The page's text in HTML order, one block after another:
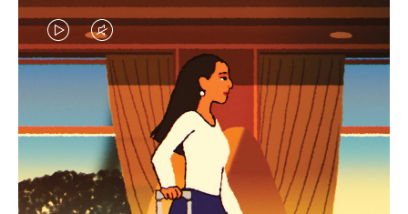
VIDEO
IS
PLAYED,
PLEASE
PRESS
TO
VIDEO
IS
MUTED,
PLEASE
PRESS
TO
엄선된 기프트 셀렉션
모든 여정의 완벽한 동반자 찾
기